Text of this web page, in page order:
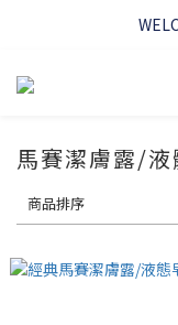
馬
馬賽潔膚露/液
商品排序